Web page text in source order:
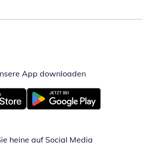
App downloadenÖffnet in
Fenster
Öffnet in neuem Fenster
heine auf Social Media